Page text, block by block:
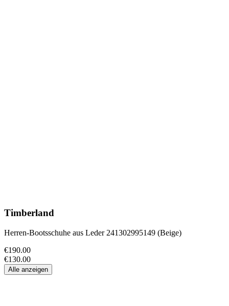
Timberland
Herren-Bootsschuhe aus Leder 241302995149 (Beige)
€190.00
€130.00
Alle anzeigen